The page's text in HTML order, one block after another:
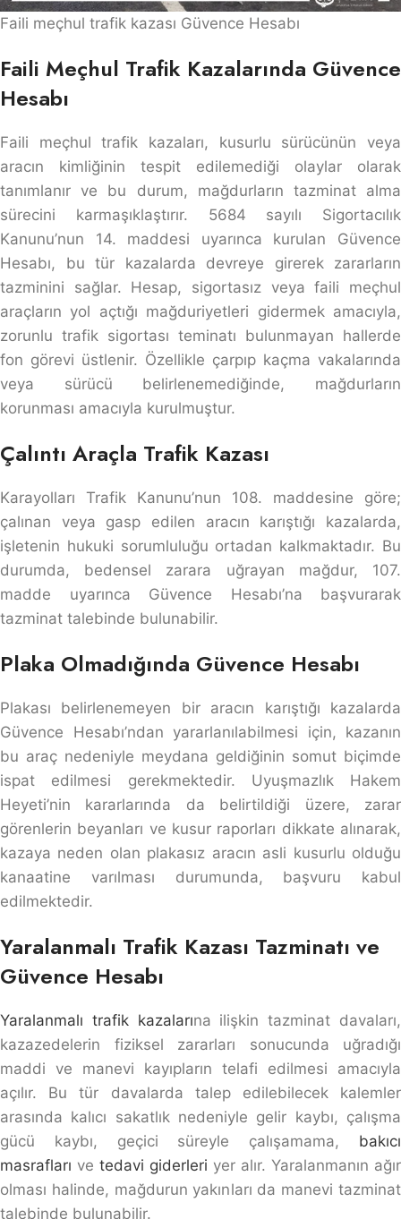
Faili meçhul trafik kazası Güvence Hesabı
Faili Meçhul Trafik Kazalarında Güvence
Hesabı
Faili meçhul trafik kazaları, kusurlu sürücünün veya
aracın kimliğinin tespit edilemediği olaylar olarak
tanımlanır ve bu durum, mağdurların tazminat alma
sürecini karmaşıklaştırır. 5684 sayılı Sigortacılık
Kanunu’nun 14. maddesi uyarınca kurulan Güvence
Hesabı, bu tür kazalarda devreye girerek zararların
tazminini sağlar. Hesap, sigortasız veya faili meçhul
araçların yol açtığı mağduriyetleri gidermek amacıyla,
zorunlu trafik sigortası teminatı bulunmayan hallerde
fon görevi üstlenir. Özellikle çarpıp kaçma vakalarında
veya sürücü belirlenemediğinde, mağdurların
korunması amacıyla kurulmuştur.
Çalıntı Araçla Trafik Kazası
Karayolları Trafik Kanunu’nun 108. maddesine göre;
çalınan veya gasp edilen aracın karıştığı kazalarda,
işletenin hukuki sorumluluğu ortadan kalkmaktadır. Bu
durumda, bedensel zarara uğrayan mağdur, 107.
madde uyarınca Güvence Hesabı’na başvurarak
tazminat talebinde bulunabilir.
Plaka Olmadığında Güvence Hesabı
Plakası belirlenemeyen bir aracın karıştığı kazalarda
Güvence Hesabı’ndan yararlanılabilmesi için, kazanın
bu araç nedeniyle meydana geldiğinin somut biçimde
ispat edilmesi gerekmektedir. Uyuşmazlık Hakem
Heyeti’nin kararlarında da belirtildiği üzere, zarar
görenlerin beyanları ve kusur raporları dikkate alınarak,
kazaya neden olan plakasız aracın asli kusurlu olduğu
kanaatine varılması durumunda, başvuru kabul
edilmektedir.
Yaralanmalı Trafik Kazası Tazminatı ve
Güvence Hesabı
Yaralanmalı trafik kazalarına ilişkin tazminat davaları,
kazazedelerin fiziksel zararları sonucunda uğradığı
maddi ve manevi kayıpların telafi edilmesi amacıyla
açılır. Bu tür davalarda talep edilebilecek kalemler
arasında kalıcı sakatlık nedeniyle gelir kaybı, çalışma
gücü kaybı, geçici süreyle çalışamama, bakıcı
masrafları ve tedavi giderleri yer alır. Yaralanmanın ağır
olması halinde, mağdurun yakınları da manevi tazminat
talebinde bulunabilir.